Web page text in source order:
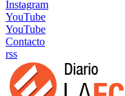
Instagram
YouTube
YouTube
Contacto
rss